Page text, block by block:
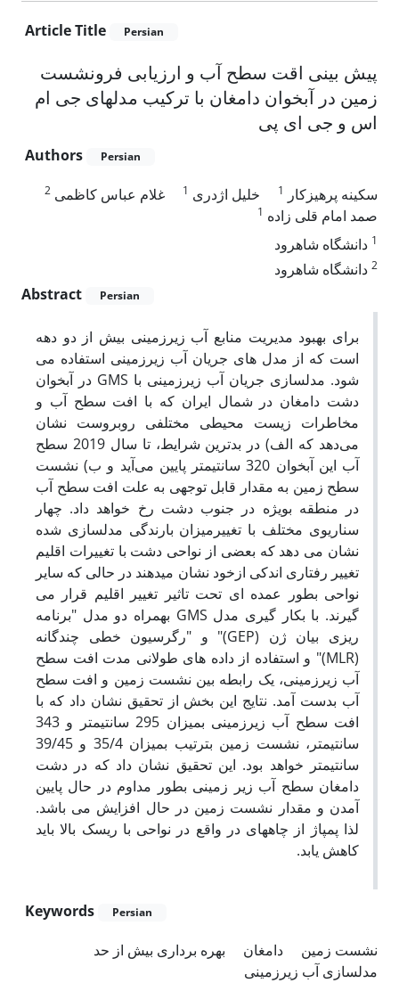
Article Title Persian
پیش بینی اقت سطح آب و ارزیابی فرونشست
زمین در آبخوان دامغان با ترکیب مدلهای جی ام
اس و جی ای پی
Authors Persian
سکینه پرهیزکار 1 خلیل اژدری 1 غلام عباس کاظمی 2
صمد امام قلی زاده 1
1 دانشگاه شاهرود
2 دانشگاه شاهرود
Abstract
Persian
برای بهبود مدیریت منابع آب زیرزمینی بیش از دو دهه
است که از مدل های جریان آب زیرزمینی استفاده می
شود. مدلسازی جریان آب زیرزمینی با GMS در آبخوان
دشت دامغان در شمال ایران که با افت سطح آب و
مخاطرات زیست محیطی مختلفی روبروست نشان
می‌دهد که الف) در بدترین شرایط، تا سال 2019 سطح
آب این آبخوان 320 سانتیمتر پایین می‌‌آید و ب) نشست
سطح زمین به مقدار قابل توجهی به علت افت سطح آب
در منطقه بویژه در جنوب دشت رخ خواهد داد. چهار
سناریوی مختلف با تغییرمیزان بارندگی مدلسازی شده
نشان می دهد که بعضی از نواحی دشت با تغییرات اقلیم
تغییر رفتاری اندکی ازخود نشان میدهند در حالی که سایر
نواحی بطور عمده ای تحت تاثیر تغییر اقلیم قرار می
گیرند. با بکار گیری مدل GMS بهمراه دو مدل "برنامه
ریزی بیان ژن (GEP)" و "رگرسیون خطی چندگانه
(MLR)" و استفاده از داده های طولانی مدت افت سطح
آب زیرزمینی، یک رابطه بین نشست زمین و افت سطح
آب بدست آمد. نتایج این بخش از تحقیق نشان داد که با
افت سطح آب زیرزمینی بمیزان 295 سانتیمتر و 343
سانتیمتر، نشست زمین بترتیب بمیزان 35/4 و 39/45
سانتیمتر خواهد بود. این تحقیق نشان داد که در دشت
دامغان سطح آب زیر زمینی بطور مداوم در حال پایین
آمدن و مقدار نشست زمین در حال افزایش می باشد.
لذا پمپاژ از چاههای در واقع در نواحی با ریسک بالا باید
کاهش یابد.
Keywords Persian
نشست زمین دامغان
بهره برداری بیش از حد
مدلسازی آب زیرزمینی